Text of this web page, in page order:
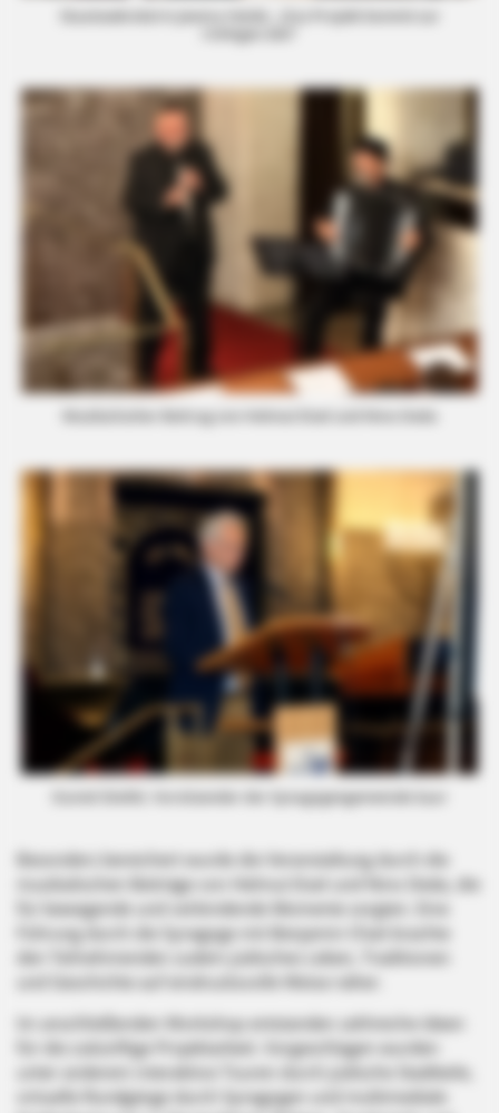
Musikalischer Beitrag von Helmut Eisel und Nino Deda
Daniel Stiefel, Vorsitzender der Synagogengemeinde Saar
Besonders bereichert wurde die Veranstaltung durch die
musikalischen Beiträge von Helmut Eisel und Nino Deda, die
für bewegende und verbindende Momente sorgten. Eine
Führung durch die Synagoge mit Benjamin Chait brachte
den Teilnehmenden zudem jüdisches Leben, Traditionen
Im anschließenden Workshop entstanden zahlreiche Ideen
für die zukünftige Projektarbeit. Vorgeschlagen wurden
unter anderem interaktive Touren durch jüdische Stadtteile,
virtuelle Rundgänge durch Synagogen und multimediale